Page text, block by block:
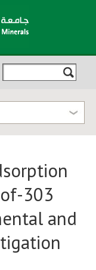
303
and